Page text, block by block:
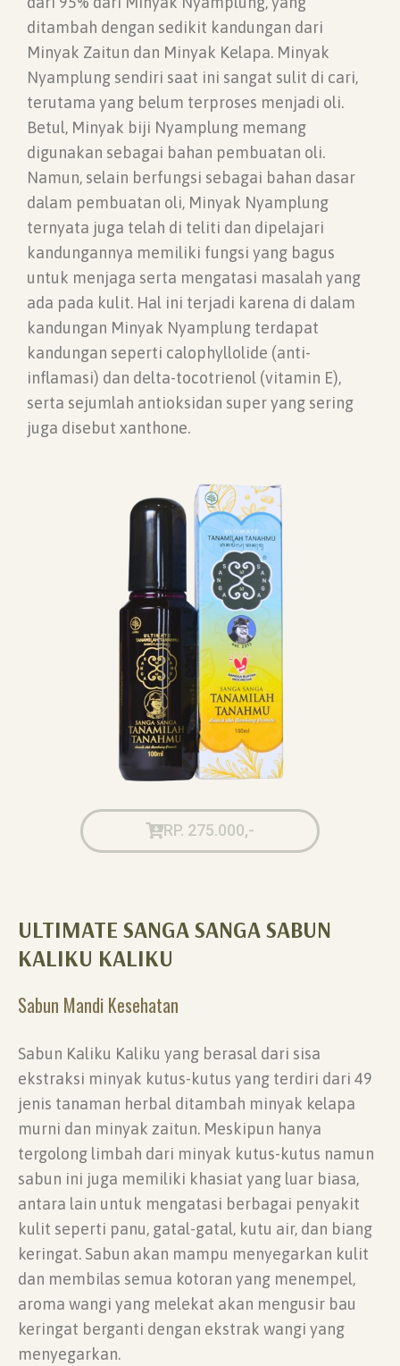
ditambah dengan sedikit kandungan dari
Minyak Zaitun dan Minyak Kelapa. Minyak
Nyamplung sendiri saat ini sangat sulit di cari,
terutama yang belum terproses menjadi oli.
Betul, Minyak biji Nyamplung memang
digunakan sebagai bahan pembuatan oli.
Namun, selain berfungsi sebagai bahan dasar
dalam pembuatan oli, Minyak Nyamplung
ternyata juga telah di teliti dan dipelajari
kandungannya memiliki fungsi yang bagus
untuk menjaga serta mengatasi masalah yang
ada pada kulit. Hal ini terjadi karena di dalam
kandungan Minyak Nyamplung terdapat
kandungan seperti calophyllolide (anti-
inflamasi) dan delta-tocotrienol (vitamin E),
serta sejumlah antioksidan super yang sering
juga disebut xanthone.
RP. 275.000,-
ULTIMATE SANGA SANGA SABUN
KALIKU KALIKU
Sabun Mandi Kesehatan
Sabun Kaliku Kaliku yang berasal dari sisa
ekstraksi minyak kutus-kutus yang terdiri dari 49
jenis tanaman herbal ditambah minyak kelapa
murni dan minyak zaitun. Meskipun hanya
tergolong limbah dari minyak kutus-kutus namun
sabun ini juga memiliki khasiat yang luar biasa,
antara lain untuk mengatasi berbagai penyakit
kulit seperti panu, gatal-gatal, kutu air, dan biang
keringat. Sabun akan mampu menyegarkan kulit
dan membilas semua kotoran yang menempel,
aroma wangi yang melekat akan mengusir bau
keringat berganti dengan ekstrak wangi yang
menyegarkan.